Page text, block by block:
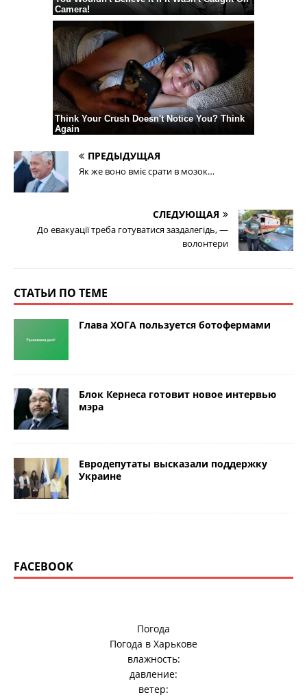
ПРЕДЫДУЩАЯ
Як же воно вміє срати в мозок…
СЛЕДУЮЩАЯ
До евакуації треба готуватися заздалегідь, —
волонтери
СТАТЬИ ПО ТЕМЕ
Глава ХОГА пользуется ботофермами
Блок Кернеса готовит новое интервью
мэра
Евродепутаты высказали поддержку
Украине
FACEBOOK
Погода
Погода в Харькове
влажность:
давление:
ветер: